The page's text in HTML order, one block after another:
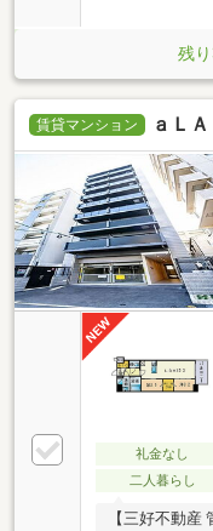
残
賃貸マンション ａＬ
礼金なし
二人暮らし
【三好不動